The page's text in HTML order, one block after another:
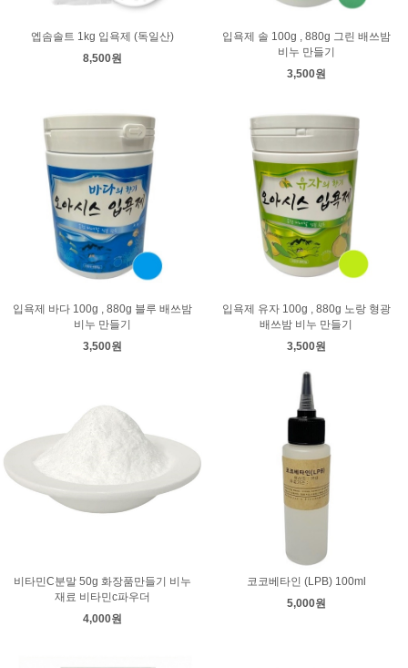
엡솜솔트 1kg 입욕제 (독일산)
8,500원
입욕제 솔 100g , 880g 그린 배쓰밤
비누 만들기
3,500원
입욕제 바다 100g , 880g 블루 배쓰밤
비누 만들기
3,500원
입욕제 유자 100g , 880g 노랑 형광
배쓰밤 비누 만들기
3,500원
비타민C분말 50g 화장품만들기 비누
재료 비타민c파우더
4,000원
코코베타인 (LPB) 100ml
5,000원